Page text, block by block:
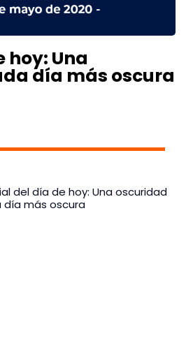
hoy: Una
día más oscura
del día de hoy: Una oscuridad
día más oscura